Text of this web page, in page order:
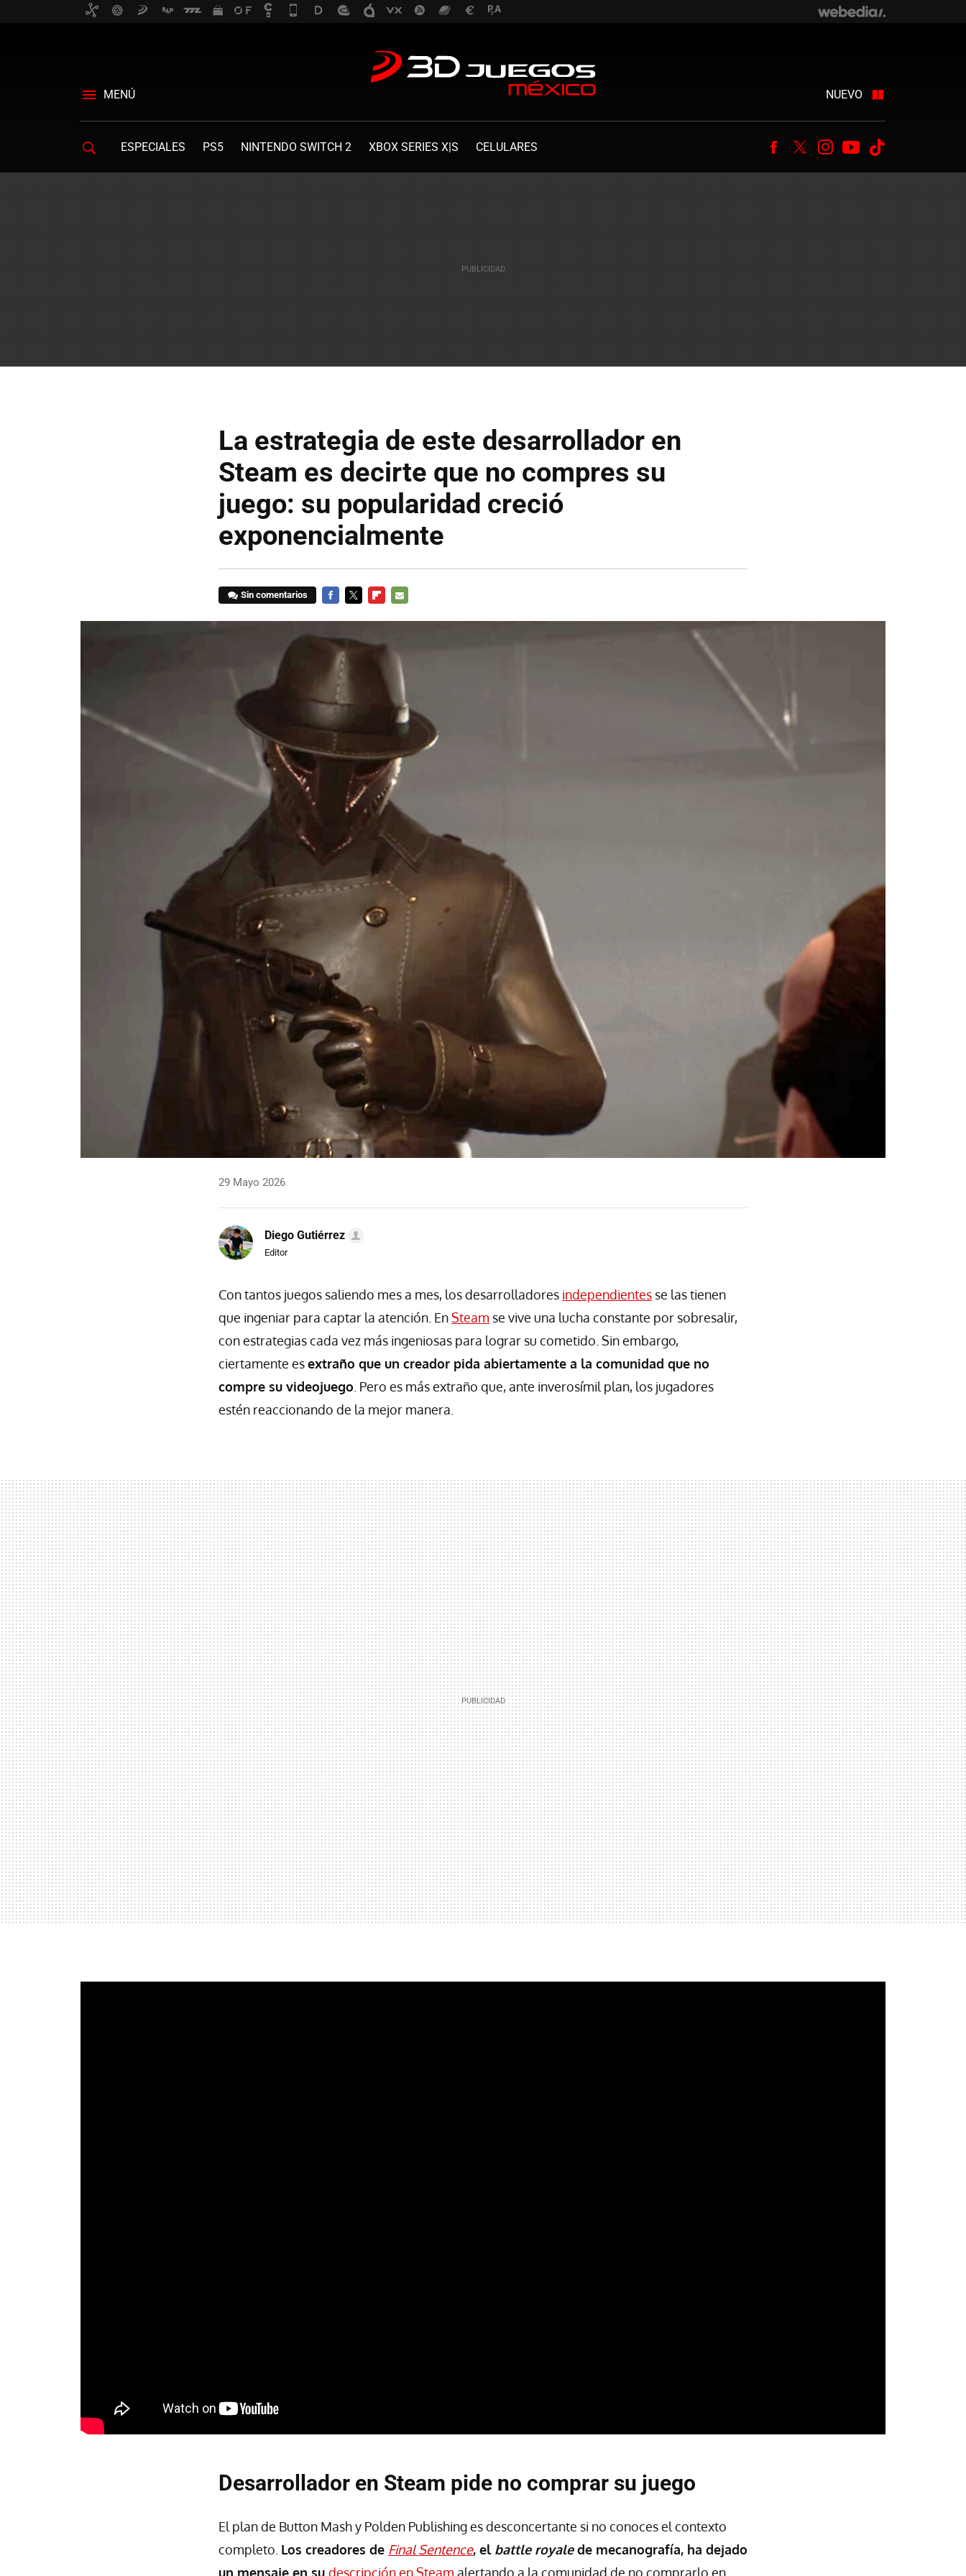
MENÚ NUEVO
ESPECIALES PS5 NINTENDO SWITCH 2 XBOX SERIES X|S CELULARES Facebook
TwitterInstagram
Youtube
La estrategia de este desarrollador en
Steam es decirte que no compres su
juego: su popularidad creció
exponencialmente
Sin comentarios
29 Mayo 2026
Diego Gutiérrez
Editor
Con tantos juegos saliendo mes a mes, los desarrolladores independientes se las tienen
que ingeniar para captar la atención. EnSteam se vive una lucha constante por sobresalir,
con estrategias cada vez más ingeniosas para lograr su cometido. Sin embargo,
ciertamente esextraño que un creador pida abiertamente a la comunidad que no
compre su videojuego . Pero es más extraño que, ante inverosímil plan, los jugadores
estén reaccionando de la mejor manera.
Desarrollador en Steam pide no comprar su juego
El plan de Button Mash y Polden Publishing es desconcertante si no conoces el contexto
completo. Los creadores de Final Sentence, el battle royalede mecanografía, ha dejado
un mensaje en su descripción en Steam alertando a la comunidad de no comprarlo en